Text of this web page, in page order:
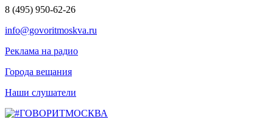
8 (495) 950-62-26
info@govoritmoskva.ru
Реклама на радио
Города вещания
Наши слушатели